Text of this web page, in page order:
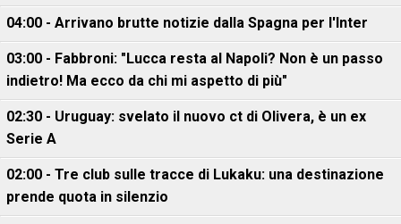
04:00 - Arrivano brutte notizie dalla Spagna per l'Inter
03:00 - Fabbroni: "Lucca resta al Napoli? Non è un passo
indietro! Ma ecco da chi mi aspetto di più"
02:30 - Uruguay: svelato il nuovo ct di Olivera, è un ex
Serie A
02:00 - Tre club sulle tracce di Lukaku: una destinazione
prende quota in silenzio